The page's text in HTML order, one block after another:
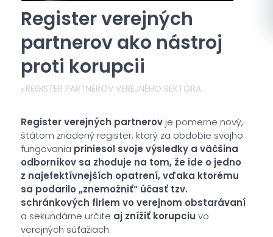
Register verejných
partnerov ako nástroj
proti korupcii
v REGISTER PARTNEROV VEREJNÉHO SEKTORA
Register verejných partnerovje pomerne nový,
štátom zriadený register, ktorý za obdobie svojho
fungovania priniesol svoje výsledky a väčšina
odborníkov sa zhoduje na tom, že ide o jedno
z najefektívnejších opatrení, vďaka ktorému
sa podarilo „znemožniť“ účasť tzv.
schránkových firiem vo verejnom obstarávaní
a sekundárne určite aj znížiť korupciu vo
verejných súťažiach.